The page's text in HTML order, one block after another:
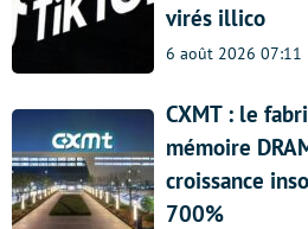
virés illico
6 août 2026 07:11
CXMT : le
mémoire
croissance
700%